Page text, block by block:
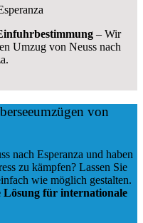
– Wir
Umzug von Neuss nach
von
nach Esperanza und haben
zu kämpfen? Lassen Sie
wie möglich gestalten.
Lösung für internationale